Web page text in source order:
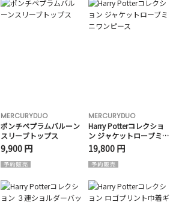
MERCURYDUO
ポンチペプラムバルーン
スリーブトップス
9,900 円
MERCURYDUO
Harry Potterコレクショ
ン ジャケットローブミニ
ワンピース
19,800 円